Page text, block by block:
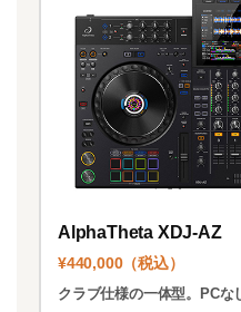
AlphaTheta XDJ-AZ
¥440,000（税込）
クラブ仕様の一体型。PCな